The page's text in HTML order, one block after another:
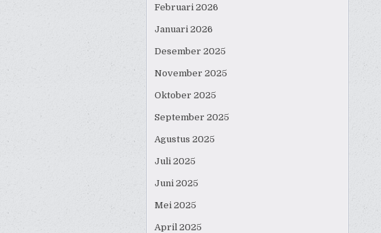
Februari 2026
Januari 2026
Desember 2025
November 2025
Oktober 2025
September 2025
Agustus 2025
Juli 2025
Juni 2025
Mei 2025
April 2025